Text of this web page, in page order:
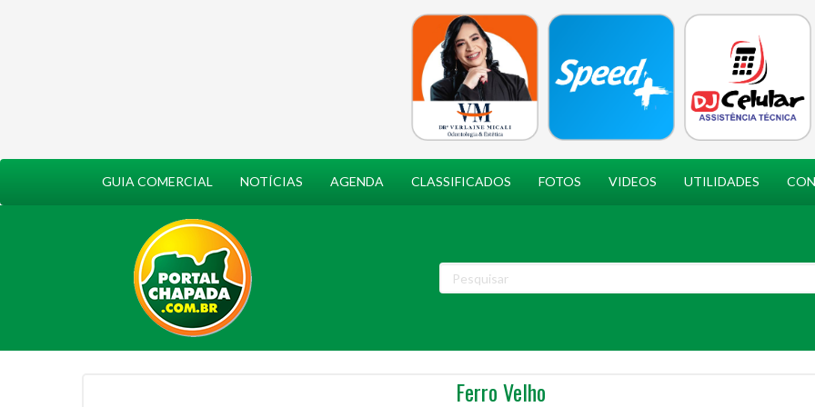
GUIA COMERCIAL NOTÍCIAS AGENDA CLASSIFICADOS FOTOS VIDEOS UTILIDADES
Ferro Velho